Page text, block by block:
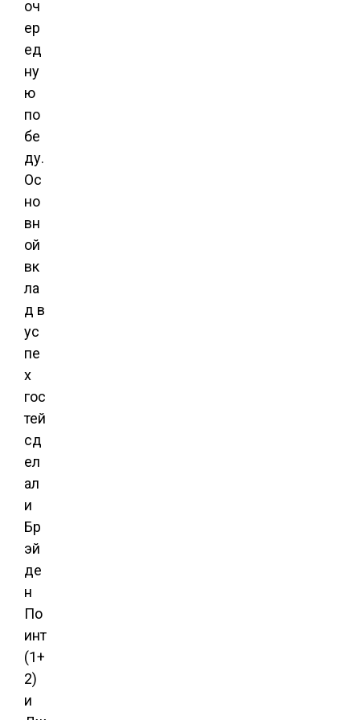
оч
ер
ед
ну
ю
по
бе
ду.
Ос
но
вн
ой
вк
ла
д в
ус
пе
х
гос
тей
сд
ел
ал
и
Бр
эй
де
н
По
инт
(1+
2)
и